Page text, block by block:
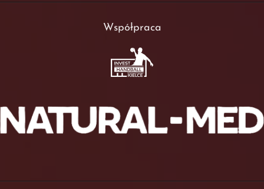
Współpraca